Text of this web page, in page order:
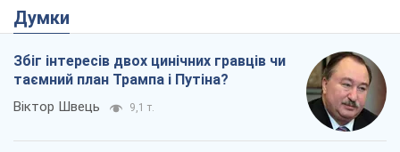
Думки
Збіг інтересів двох цинічних гравців чи
таємний план Трампа і Путіна?
Віктор Швець 9,1 т.